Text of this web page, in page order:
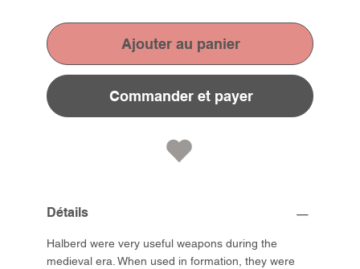
Ajouter au panier
Commander et payer
Détails
Halberd were very useful weapons during the
medieval era. When used in formation, they were